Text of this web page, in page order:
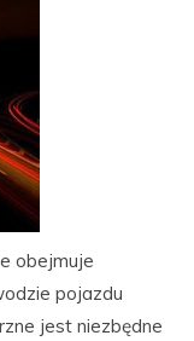
obejmuje
pojazdu
jest niezbędne